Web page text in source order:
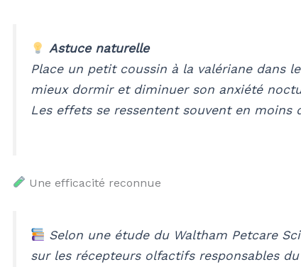
Astuce naturelle
Place un petit coussin à la valériane dans
mieux dormir et diminuer son anxiété
Les effets se ressentent souvent en moins
Une efficacité reconnue
Selon une étude du Waltham Petcare
sur les récepteurs olfactifs responsables